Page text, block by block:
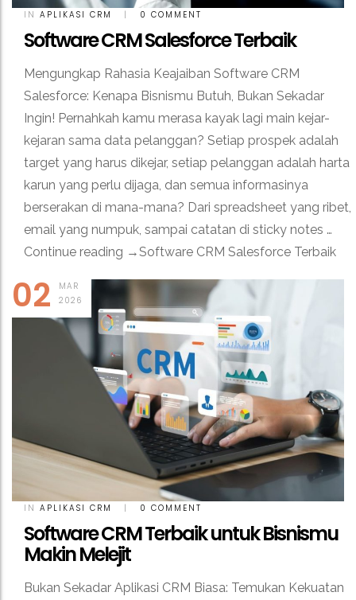
IN APLIKASI CRM | 0 COMMENT
Software CRM Salesforce Terbaik
Mengungkap Rahasia Keajaiban Software CRM
Salesforce: Kenapa Bisnismu Butuh, Bukan Sekadar
Ingin! Pernahkah kamu merasa kayak lagi main kejar-
kejaran sama data pelanggan? Setiap prospek adalah
target yang harus dikejar, setiap pelanggan adalah harta
karun yang perlu dijaga, dan semua informasinya
berserakan di mana-mana? Dari spreadsheet yang ribet,
email yang numpuk, sampai catatan di sticky notes …
Continue reading →Software CRM Salesforce Terbaik
02
MAR
2026
IN APLIKASI CRM | 0 COMMENT
Software CRM Terbaik untuk Bisnismu
Makin Melejit
Bukan Sekadar Aplikasi CRM Biasa: Temukan Kekuatan